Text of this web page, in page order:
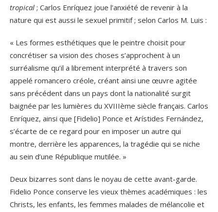
tropical ; Carlos Enríquez joue l’anxiété de revenir à la
nature qui est aussi le sexuel primitif ; selon Carlos M. Luis :
« Les formes esthétiques que le peintre choisit pour
concrétiser sa vision des choses s’approchent à un
surréalisme qu’il a librement interprété à travers son
appelé romancero créole, créant ainsi une œuvre agitée
sans précédent dans un pays dont la nationalité surgit
baignée par les lumières du XVIIIème siècle français. Carlos
Enríquez, ainsi que [Fidelio] Ponce et Arístides Fernández,
s’écarte de ce regard pour en imposer un autre qui
montre, derrière les apparences, la tragédie qui se niche
au sein d’une République mutilée. »
Deux bizarres sont dans le noyau de cette avant-garde.
Fidelio Ponce conserve les vieux thèmes académiques : les
Christs, les enfants, les femmes malades de mélancolie et